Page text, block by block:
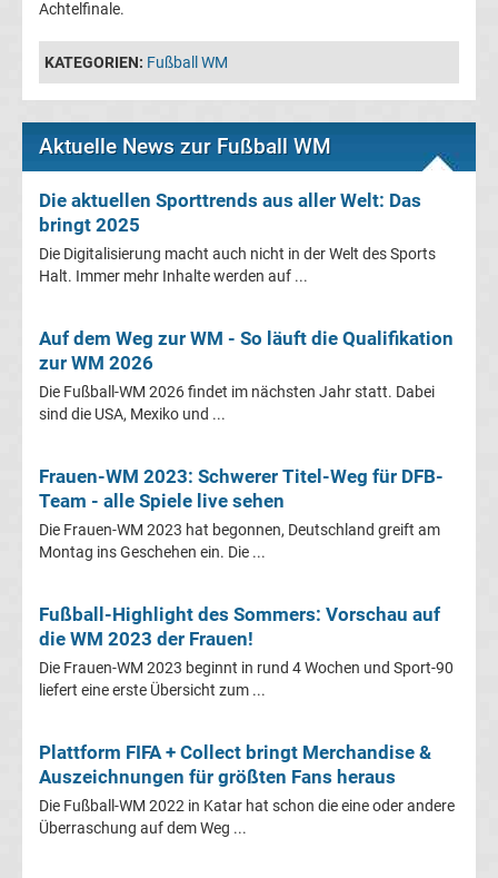
League
Amateurfußball
Transfergerüchte
Transferticker
-
vom
Transfermarkt
Trainerentlassungen
Bundesliga
Achtelfinale.
KATEGORIEN: Fußball WM
Aktuelle News zur Fußball WM
Die aktuellen Sporttrends aus aller Welt: Das
bringt 2025
Die Digitalisierung macht auch nicht in der Welt des Sports
Halt. Immer mehr Inhalte werden auf ...
Auf dem Weg zur WM - So läuft die Qualifikation
zur WM 2026
Die Fußball-WM 2026 findet im nächsten Jahr statt. Dabei
sind die USA, Mexiko und ...
Frauen-WM 2023: Schwerer Titel-Weg für DFB-
Team - alle Spiele live sehen
Die Frauen-WM 2023 hat begonnen, Deutschland greift am
Montag ins Geschehen ein. Die ...
Fußball-Highlight des Sommers: Vorschau auf
die WM 2023 der Frauen!
Die Frauen-WM 2023 beginnt in rund 4 Wochen und Sport-90
liefert eine erste Übersicht zum ...
Plattform FIFA + Collect bringt Merchandise &
Auszeichnungen für größten Fans heraus
Die Fußball-WM 2022 in Katar hat schon die eine oder andere
Überraschung auf dem Weg ...